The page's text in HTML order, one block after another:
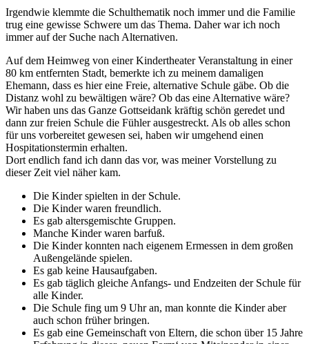
Irgendwie klemmte die Schulthematik noch immer und die Familie
trug eine gewisse Schwere um das Thema. Daher war ich noch
immer auf der Suche nach Alternativen.
Auf dem Heimweg von einer Kindertheater Veranstaltung in einer
80 km entfernten Stadt, bemerkte ich zu meinem damaligen
Ehemann, dass es hier eine Freie, alternative Schule gäbe. Ob die
Distanz wohl zu bewältigen wäre? Ob das eine Alternative wäre?
Wir haben uns das Ganze Gottseidank kräftig schön geredet und
dann zur freien Schule die Fühler ausgestreckt. Als ob alles schon
für uns vorbereitet gewesen sei, haben wir umgehend einen
Hospitationstermin erhalten.
Dort endlich fand ich dann das vor, was meiner Vorstellung zu
dieser Zeit viel näher kam.
Die Kinder spielten in der Schule.
Die Kinder waren freundlich.
Es gab altersgemischte Gruppen.
Manche Kinder waren barfuß.
Die Kinder konnten nach eigenem Ermessen in dem großen
Außengelände spielen.
Es gab keine Hausaufgaben.
Es gab täglich gleiche Anfangs- und Endzeiten der Schule für
alle Kinder.
Die Schule fing um 9 Uhr an, man konnte die Kinder aber
auch schon früher bringen.
Es gab eine Gemeinschaft von Eltern, die schon über 15 Jahre